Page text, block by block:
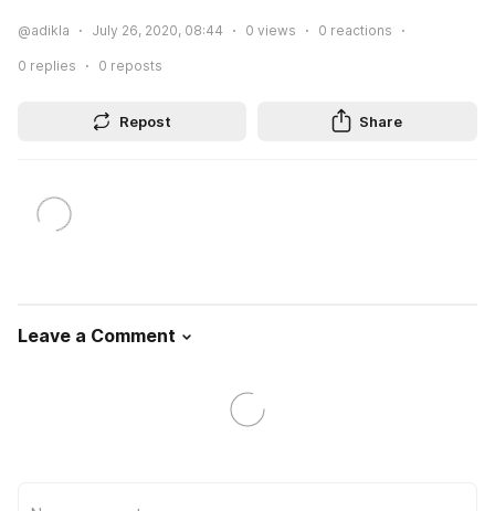
@adikla July 26, 2020, 08:44 0 views 0 reactions
0 replies 0 reposts
Repost Share
Leave a Comment